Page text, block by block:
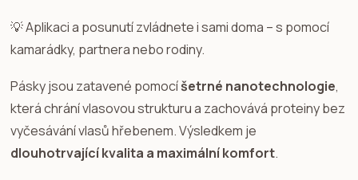
💡 Aplikaci a posunutí zvládnete i sami doma – s pomocí
kamarádky, partnera nebo rodiny.
Pásky jsou zatavené pomocíšetrné nanotechnologie,
která chrání vlasovou strukturu a zachovává proteiny bez
vyčesávání vlasů hřebenem. Výsledkem je
dlouhotrvající kvalita a maximální komfort.